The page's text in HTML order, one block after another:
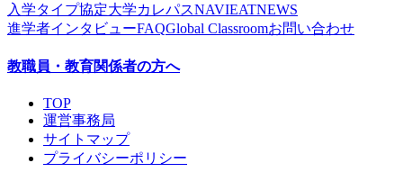
入学タイプ協定大学カレパスNAVIEATNEWS
進学者インタビューFAQGlobal Classroomお問い合わせ
教職員・教育関係者の方へ
TOP
運営事務局
サイトマップ
プライバシーポリシー